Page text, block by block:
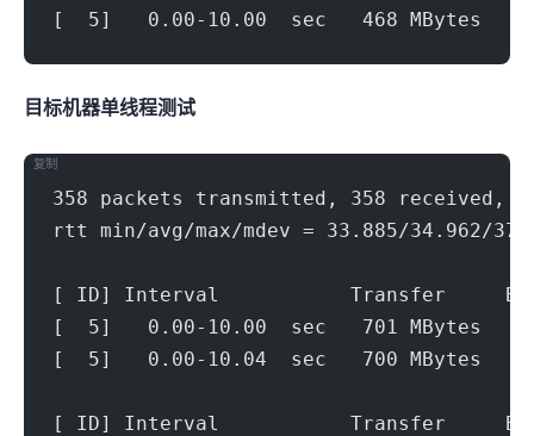
[  5]   0.00-10.00  sec   468 MBytes
目标机器 IPERF3单线程测试
358 packets transmitted, 358 received,
rtt min/avg/max/mdev = 33.885/34.962/
[ ID] Interval           Transfer
[  5]   0.00-10.00  sec   701 MBytes
[  5]   0.00-10.04  sec   700 MBytes
[ ID] Interval           Transfer
复制